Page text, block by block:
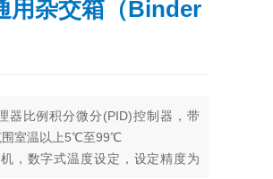
用杂交箱（Binder
器比例积分微分(PID)控制器，带
围室温以上5℃至99℃
，数字式温度设定，设定精度为